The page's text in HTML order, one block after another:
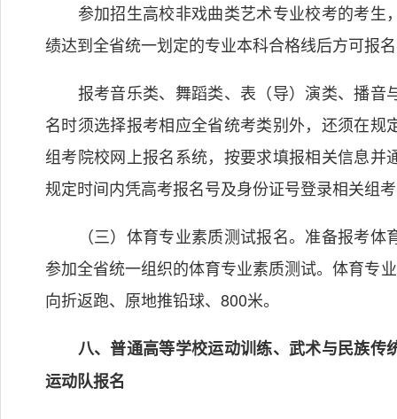
参加招生高校非戏曲类艺术专业校考的考生
绩达到全省统一划定的专业本科合格线后方可报
报考音乐类、舞蹈类、表（导）演类、播音
名时须选择报考相应全省统考类别外，还须在
组考院校网上报名系统，按要求填报相关信息
规定时间内凭高考报名号及身份证号登录相关组
（三）体育专业素质测试报名。准备报考体
参加全省统一组织的体育专业素质测试。体育专
向折返跑、原地推铅球、800米。
八、普通高等学校运动训练、武术与民族传
运动队报名